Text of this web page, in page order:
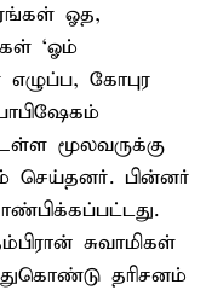
ஓத,
‘ஓம்
கோபுர
மூலவருக்கு
செய்தனர். பின்னர்
சுவாமிகள்
தரிசனம்